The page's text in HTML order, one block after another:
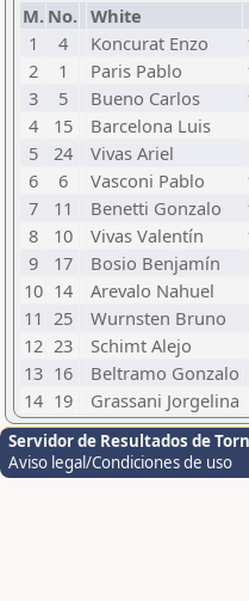
M. No. White
1
4 Koncurat Enzo
2
1 Paris Pablo
3
5 Bueno Carlos
4
15 Barcelona Luis
5
24 Vivas Ariel
6
6 Vasconi Pablo
7
11 Benetti Gonzalo
8
10 Vivas Valentín
9
17 Bosio Benjamín
10 14 Arevalo Nahuel
11 25 Wurnsten Bruno
12 23 Schimt Alejo
13 16 Beltramo Gonzalo
14 19 Grassani Jorgelina
Servidor de Resultados de
Aviso legal/Condiciones de uso